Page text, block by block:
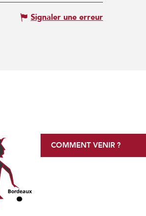
Signaler une erreur
COMMENT VENIR ?